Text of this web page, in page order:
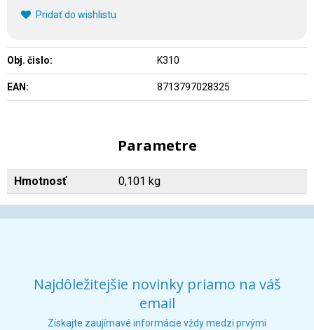
Pridať do wishlistu
Obj. čislo: K310
EAN: 8713797028325
Parametre
Hmotnosť 0,101 kg
Najdôležitejšie novinky priamo na váš
email
Získajte zaujímavé informácie vždy medzi prvými